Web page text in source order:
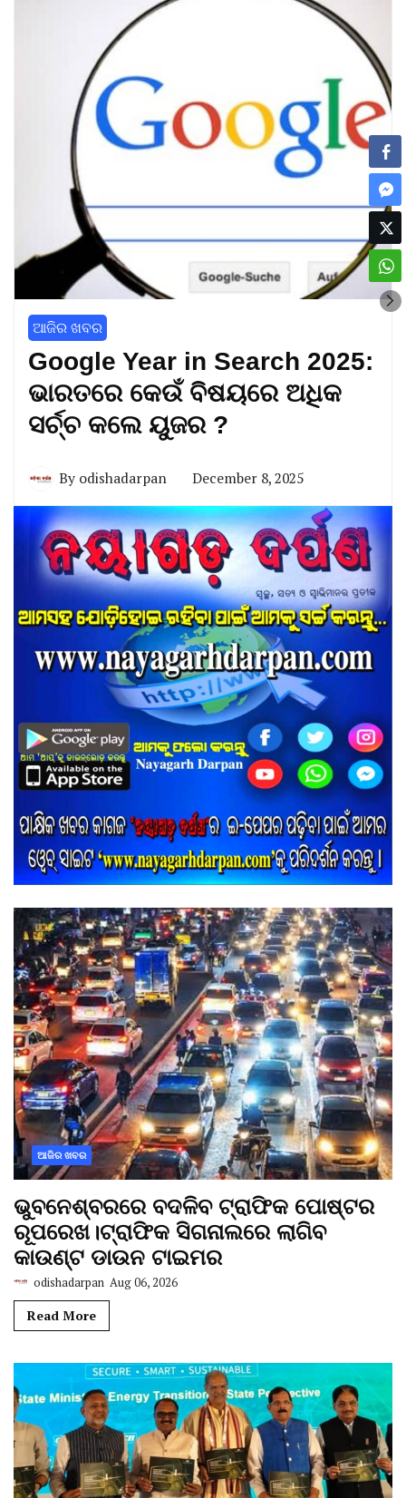
ଆଜିର ଖବର
Google Year in Search 2025:
ଭାରତରେ କେଉଁ ବିଷୟରେ ଅଧିକ
ସର୍ଚ୍ଚ କଲେ ୟୁଜର ?
By odishadarpan December 8, 2025
ଆଜିର ଖବର
ଭୁବନେଶ୍ବରରେ ବଦଳିବ ଟ୍ରାଫିକ ପୋଷ୍ଟର
ରୂପରେଖ।ଟ୍ରାଫିକ ସିଗନାଲରେ ଲାଗିବ
କାଉଣ୍ଟ ଡାଉନ ଟାଇମର
odishadarpan Aug 06, 2026
Read More